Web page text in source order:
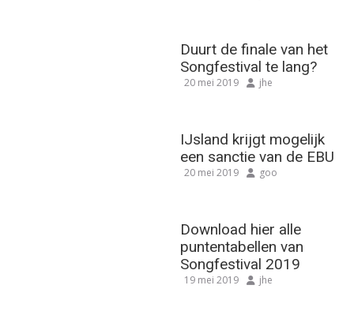
Duurt de finale van het
Songfestival te lang?
20 mei 2019 jhe
IJsland krijgt mogelijk
een sanctie van de EBU
20 mei 2019 goo
Download hier alle
puntentabellen van
Songfestival 2019
19 mei 2019 jhe